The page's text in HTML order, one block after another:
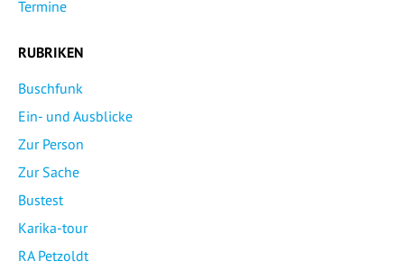
Termine
RUBRIKEN
Buschfunk
Ein- und Ausblicke
Zur Person
Zur Sache
Bustest
Karika-tour
RA Petzoldt